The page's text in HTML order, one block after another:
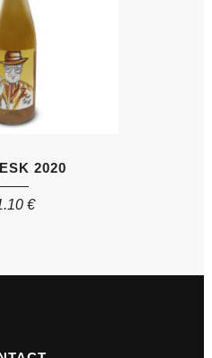
2020
€